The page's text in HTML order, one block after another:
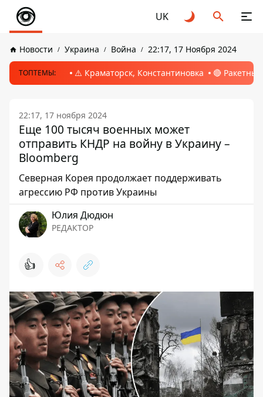
UK
Новости Украина Война 22:17, 17 Ноября 2024
ТОПТЕМЫ: ⚠️ Краматорск, Константиновка 🔴
22:17, 17 ноября 2024
Еще 100 тысяч военных может
отправить КНДР на войну в Украину –
Bloomberg
Северная Корея продолжает поддерживать
агрессию РФ против Украины
Юлия Дюдюн
РЕДАКТОР
👍